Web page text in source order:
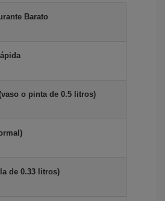
Barato
o pinta de 0.5 litros)
de 0.33 litros)